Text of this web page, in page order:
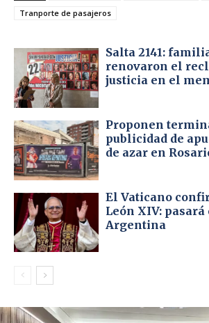
Tranporte de pasajeros
Salta 2141:
renovaron el
justicia en el
Proponen
publicidad de
de azar en
El Vaticano
León XIV: pasará
Argentina